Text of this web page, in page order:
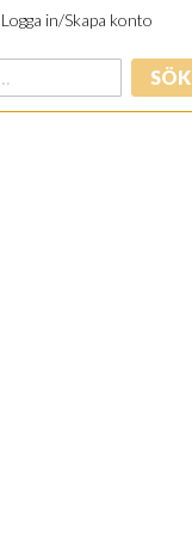
Logga in/Skapa konto
SÖK